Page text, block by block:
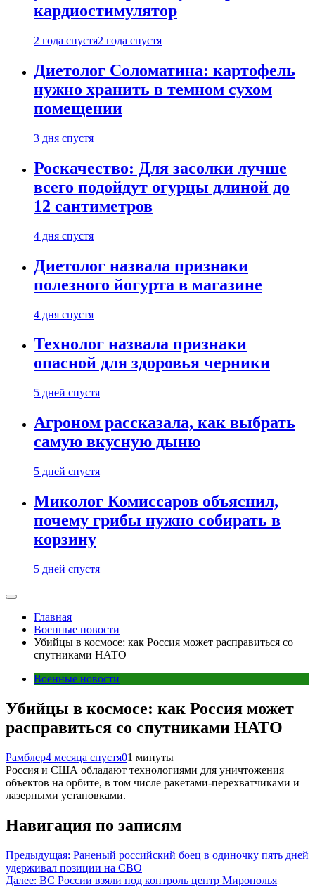
кардиостимулятор
2 года спустя2 года спустя
Диетолог Соломатина: картофель
нужно хранить в темном сухом
помещении
3 дня спустя
Роскачество: Для засолки лучше
всего подойдут огурцы длиной до
12 сантиметров
4 дня спустя
Диетолог назвала признаки
полезного йогурта в магазине
4 дня спустя
Технолог назвала признаки
опасной для здоровья черники
5 дней спустя
Агроном рассказала, как выбрать
самую вкусную дыню
5 дней спустя
Миколог Комиссаров объяснил,
почему грибы нужно собирать в
корзину
5 дней спустя
Главная
Военные новости
Убийцы в космосе: как Россия может расправиться со
спутниками НАТО
Военные новости
Убийцы в космосе: как Россия может
расправиться со спутниками НАТО
Рамблер4 месяца спустя01 минуты
Россия и США обладают технологиями для уничтожения
объектов на орбите, в том числе ракетами-перехватчиками и
лазерными установками.
Навигация по записям
Предыдущая: Раненый российский боец в одиночку пять дней
удерживал позиции на СВО
Далее: ВС России взяли под контроль центр Мирополья